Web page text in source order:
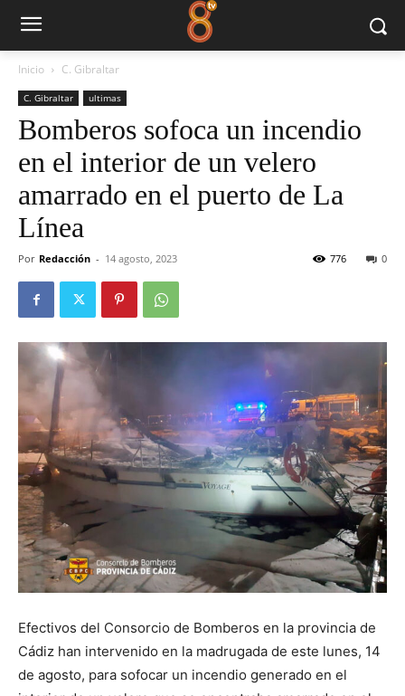
Inicio C. Gibraltar
C. Gibraltar ultimas
Bomberos sofoca un incendio
en el interior de un velero
amarrado en el puerto de La
Línea
Por Redacción - 14 agosto, 2023 0
776
Efectivos del Consorcio de Bomberos en la provincia de
Cádiz han intervenido en la madrugada de este lunes, 14
de agosto, para sofocar un incendio generado en el